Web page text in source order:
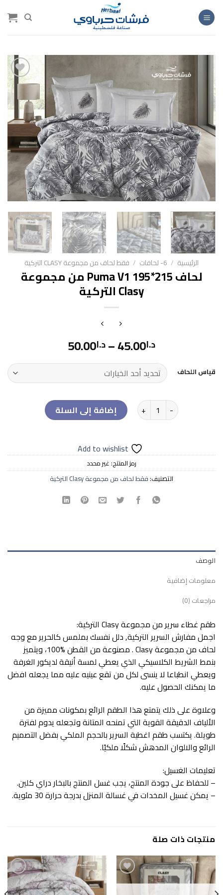
تخطي
للمحتوى
Add to
wishlist
الرئيسية / 6- لحافات / فقط لحاف من مجموعة CLASY التركية
لحاف Puma V1 195*215 من مجموعة
Clasy التركية
د.ا45.00
–د.ا50.00
قياس اللحاف
كمية لحاف Puma V1 195*215 من مجموعة Clasy التركية إضافة إلى السلة
Add to wishlist
رمز المنتج:غير محدد
التصنيف:فقط لحاف من مجموعة Clasy التركية
الوصف
معلومات إضافية
مراجعات (0)
طقم غطاء سرير من مجموعة Clasy التركية:
اجمل مفارش السرير التركية, دلل نفسك بملمس كالحرير مع وجه
لحاف من مجموعة Clasy . مصنوعة من القطن %100، ويتميز
بنمط الشريط الكلاسيكي الذي يعطي لمسة أنيقة لديكور الغرفة
ويعطي انطباعا لا ينسى لكل من تقع عينيه عليه مما يجعله افضل
ما يمكنك الحصول عليه.
وعلاوة على ذلك يتمتع هذا الطقم الرائع بمكونات مميزة من
الألياف الدقيقة القوية التي تمنحه المتانة وتجعله يدوم لفترة
طويلة. يكتسب طقم اغطية السرير بالحجم الملكي بفضل التصميم
الرائع والالوان المدهش شكلًا ملكيًا.
تعليمات الغسيل:
– للحفاظ على جودة المنتج، يجب غسل المنتج بالبخار دراي كلين.
– يمكن غسيل المخدات في غسالة المنزل بدرجة حرارة 30 مئوية.
منتجات ذات صلة